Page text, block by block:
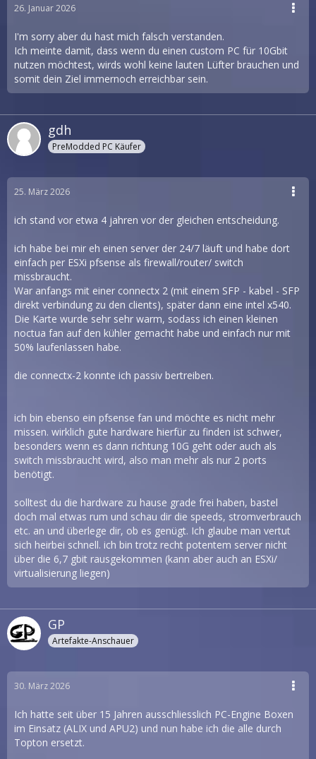
26. Januar 2026
I'm sorry aber du hast mich falsch verstanden.
Ich meinte damit, dass wenn du einen custom PC für 10Gbit
nutzen möchtest, wirds wohl keine lauten Lüfter brauchen und
somit dein Ziel immernoch erreichbar sein.
gdh
PreModded PC Käufer
25. März 2026
ich stand vor etwa 4 jahren vor der gleichen entscheidung.
ich habe bei mir eh einen server der 24/7 läuft und habe dort
einfach per ESXi pfsense als firewall/router/ switch
missbraucht.
War anfangs mit einer connectx 2 (mit einem SFP - kabel - SFP
direkt verbindung zu den clients), später dann eine intel x540.
Die Karte wurde sehr sehr warm, sodass ich einen kleinen
noctua fan auf den kühler gemacht habe und einfach nur mit
50% laufenlassen habe.
die connectx-2 konnte ich passiv bertreiben.
ich bin ebenso ein pfsense fan und möchte es nicht mehr
missen. wirklich gute hardware hierfür zu finden ist schwer,
besonders wenn es dann richtung 10G geht oder auch als
switch missbraucht wird, also man mehr als nur 2 ports
benötigt.
solltest du die hardware zu hause grade frei haben, bastel
doch mal etwas rum und schau dir die speeds, stromverbrauch
etc. an und überlege dir, ob es genügt. Ich glaube man vertut
sich heirbei schnell. ich bin trotz recht potentem server nicht
über die 6,7 gbit rausgekommen (kann aber auch an ESXi/
virtualisierung liegen)
GP
Artefakte-Anschauer
30. März 2026
Ich hatte seit über 15 Jahren ausschliesslich PC-Engine Boxen
im Einsatz (ALIX und APU2) und nun habe ich die alle durch
Topton ersetzt.